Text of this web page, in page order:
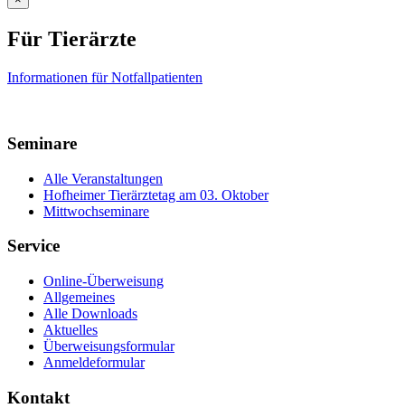
Für Tierärzte
Informationen für Notfallpatienten
Seminare
Alle Veranstaltungen
Hofheimer Tierärztetag am 03. Oktober
Mittwochseminare
Service
Online-Überweisung
Allgemeines
Alle Downloads
Aktuelles
Überweisungsformular
Anmeldeformular
Kontakt